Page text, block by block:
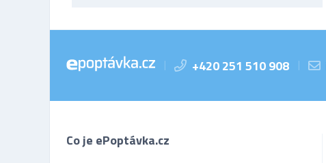
| +420 251 510 908 |
Co je ePoptávka.cz